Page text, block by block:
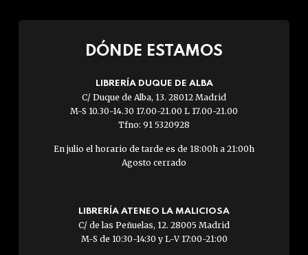
DÓNDE ESTAMOS
LIBRERÍA DUQUE DE ALBA
C/ Duque de Alba, 13. 28012 Madrid
M-S 10.30-14.30 17.00-21.00 L 17.00-21.00
Tfno: 91 5320928
En julio el horario de tarde es de 18:00h a 21:00h
Agosto cerrado
LIBRERÍA ATENEO LA MALICIOSA
C/ de las Peñuelas, 12. 28005 Madrid
M-S de 10:30-14:30 y L-V 17:00-21:00